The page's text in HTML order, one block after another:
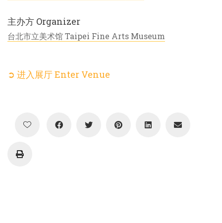
主办方 Organizer
台北市立美术馆 Taipei Fine Arts Museum
➲ 进入展厅 Enter Venue